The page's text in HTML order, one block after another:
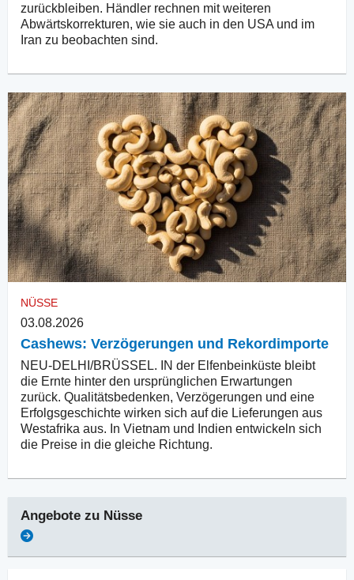
zurückbleiben. Händler rechnen mit weiteren
Abwärtskorrekturen, wie sie auch in den USA und im
Iran zu beobachten sind.
NÜSSE
03.08.2026
Cashews: Verzögerungen und Rekordimporte
NEU-DELHI/BRÜSSEL. IN der Elfenbeinküste bleibt
die Ernte hinter den ursprünglichen Erwartungen
zurück. Qualitätsbedenken, Verzögerungen und eine
Erfolgsgeschichte wirken sich auf die Lieferungen aus
Westafrika aus. In Vietnam und Indien entwickeln sich
die Preise in die gleiche Richtung.
Angebote zu Nüsse